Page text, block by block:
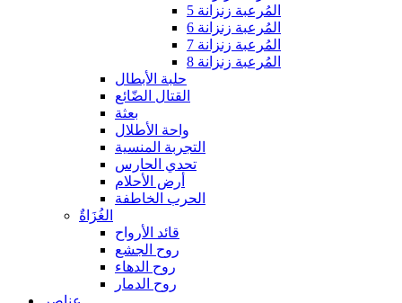
المُرعبة زنزانة 5
المُرعبة زنزانة 6
المُرعبة زنزانة 7
المُرعبة زنزانة 8
حلبة الأبطال
القتال الضّائع
بعثة
واحة الأطلال
التجربة المنسية
تحدي الحارس
أرض الأحلام
الحرب الخاطفة
الغُزَاةٌ
قائد الأرواح
روح الجشع
روح الدهاء
روح الدمار